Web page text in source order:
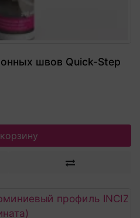
швов Quick-Step